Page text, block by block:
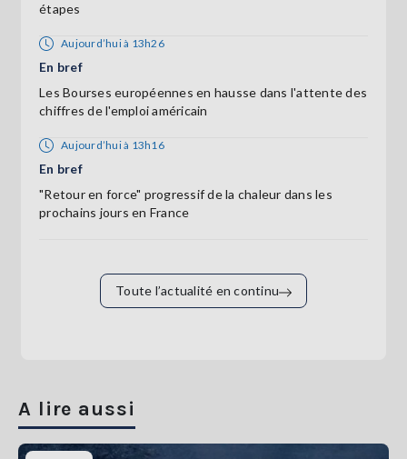
étapes
Aujourd’hui à 13h26
En bref
Les Bourses européennes en hausse dans l'attente des
chiffres de l'emploi américain
Aujourd’hui à 13h16
En bref
"Retour en force" progressif de la chaleur dans les
prochains jours en France
Toute l’actualité en continu
A lire aussi